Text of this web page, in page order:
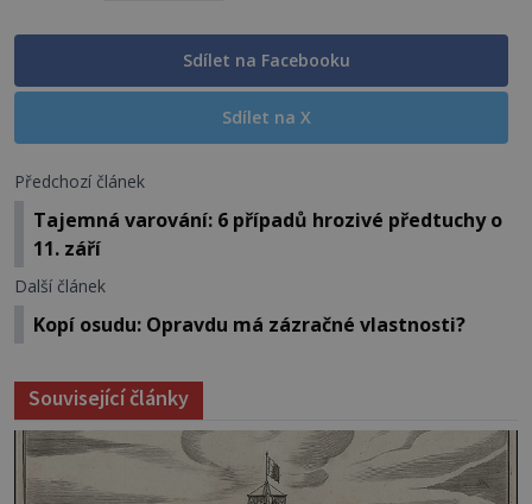
Sdílet na Facebooku
Sdílet na X
Předchozí článek
Tajemná varování: 6 případů hrozivé předtuchy o
11. září
Další článek
Kopí osudu: Opravdu má zázračné vlastnosti?
Související články